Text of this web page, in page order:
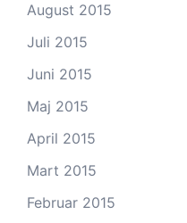
August 2015
Juli 2015
Juni 2015
Maj 2015
April 2015
Mart 2015
Februar 2015